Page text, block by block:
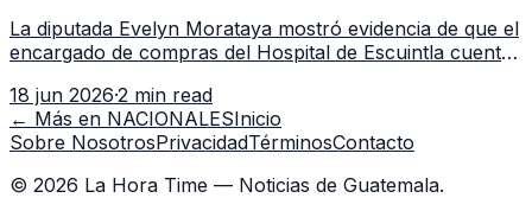
La diputada Evelyn Morataya mostró evidencia de que el
encargado de compras del Hospital de Escuintla cuenta
capacitación en la capital.
18 jun 2026·2 min read
← Más en NACIONALESInicio
Sobre NosotrosPrivacidadTérminosContacto
© 2026 La Hora Time — Noticias de Guatemala.